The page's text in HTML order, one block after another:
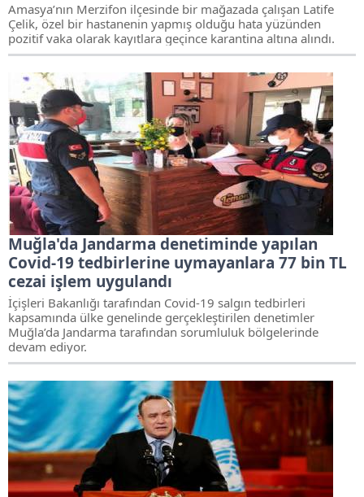
Amasya’nın Merzifon ilçesinde bir mağazada çalışan Latife
Çelik, özel bir hastanenin yapmış olduğu hata yüzünden
pozitif vaka olarak kayıtlara geçince karantina altına alındı.
Muğla'da Jandarma denetiminde yapılan
Covid-19 tedbirlerine uymayanlara 77 bin TL
cezai işlem uygulandı
İçişleri Bakanlığı tarafından Covid-19 salgın tedbirleri
kapsamında ülke genelinde gerçekleştirilen denetimler
Muğla’da Jandarma tarafından sorumluluk bölgelerinde
devam ediyor.